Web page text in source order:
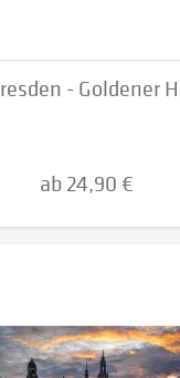
- Goldener
ab 24,90 €